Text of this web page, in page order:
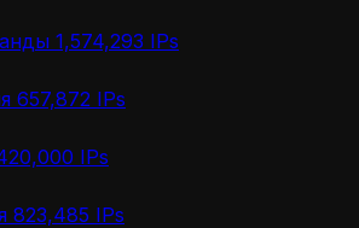
1,574,293 IPs
657,872 IPs
IPs
823,485 IPs